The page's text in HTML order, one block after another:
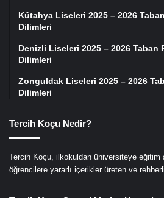
Kütahya Liseleri 2025 – 2026
Dilimleri
Denizli Liseleri 2025 – 2026 Taban
Dilimleri
Zonguldak Liseleri 2025 – 2026
Dilimleri
Tercih Koçu Nedir?
Tercih Koçu, ilkokuldan üniversiteye eğitim
öğrencilere yararlı içerikler üreten ve